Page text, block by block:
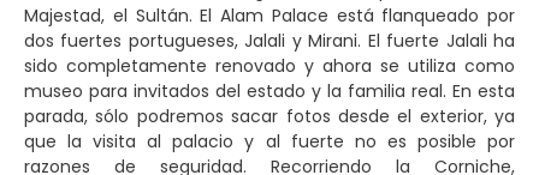
Majestad, el Sultán. El Alam Palace está flanqueado por
dos fuertes portugueses, Jalali y Mirani. El fuerte Jalali ha
sido completamente renovado y ahora se utiliza como
museo para invitados del estado y la familia real. En esta
parada, sólo podremos sacar fotos desde el exterior, ya
que la visita al palacio y al fuerte no es posible por
razones de seguridad. Recorriendo la Corniche,